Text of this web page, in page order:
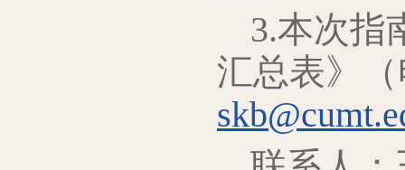
3.本次指
汇总表》